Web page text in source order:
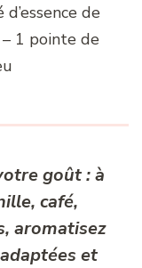
de
– 1 pointe de
goût : à
café,
aromatisez
et